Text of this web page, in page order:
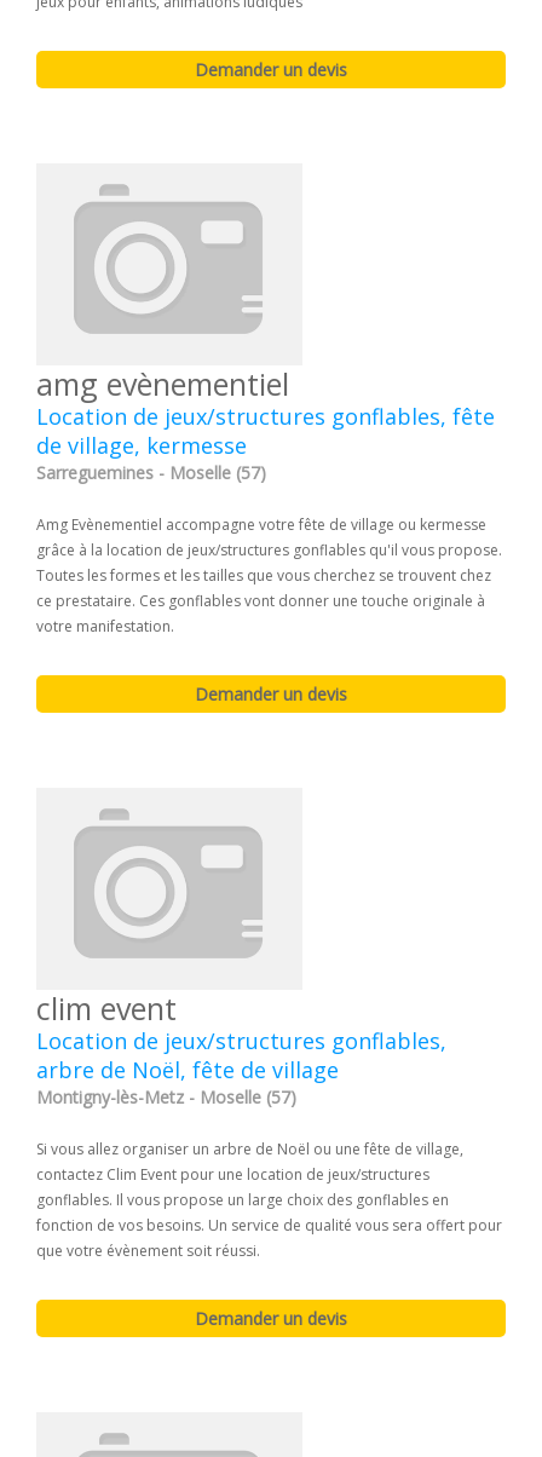
amg evènementiel
Location de jeux/structures gonflables, fête
de village, kermesse
Sarreguemines - Moselle (57)
Amg Evènementiel accompagne votre fête de village ou kermesse
grâce à la location de jeux/structures gonflables qu'il vous propose.
Toutes les formes et les tailles que vous cherchez se trouvent chez
ce prestataire. Ces gonflables vont donner une touche originale à
votre manifestation.
clim event
Location de jeux/structures gonflables,
arbre de Noël, fête de village
Montigny-lès-Metz - Moselle (57)
Si vous allez organiser un arbre de Noël ou une fête de village,
contactez Clim Event pour une location de jeux/structures
gonflables. Il vous propose un large choix des gonflables en
fonction de vos besoins. Un service de qualité vous sera offert pour
que votre évènement soit réussi.